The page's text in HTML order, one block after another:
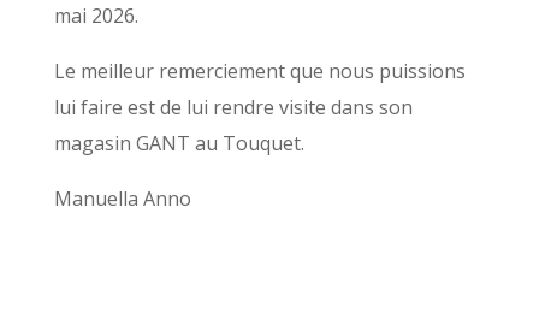
mai 2026.
Le meilleur remerciement que nous puissions
lui faire est de lui rendre visite dans son
magasin GANT au Touquet.
Manuella Anno